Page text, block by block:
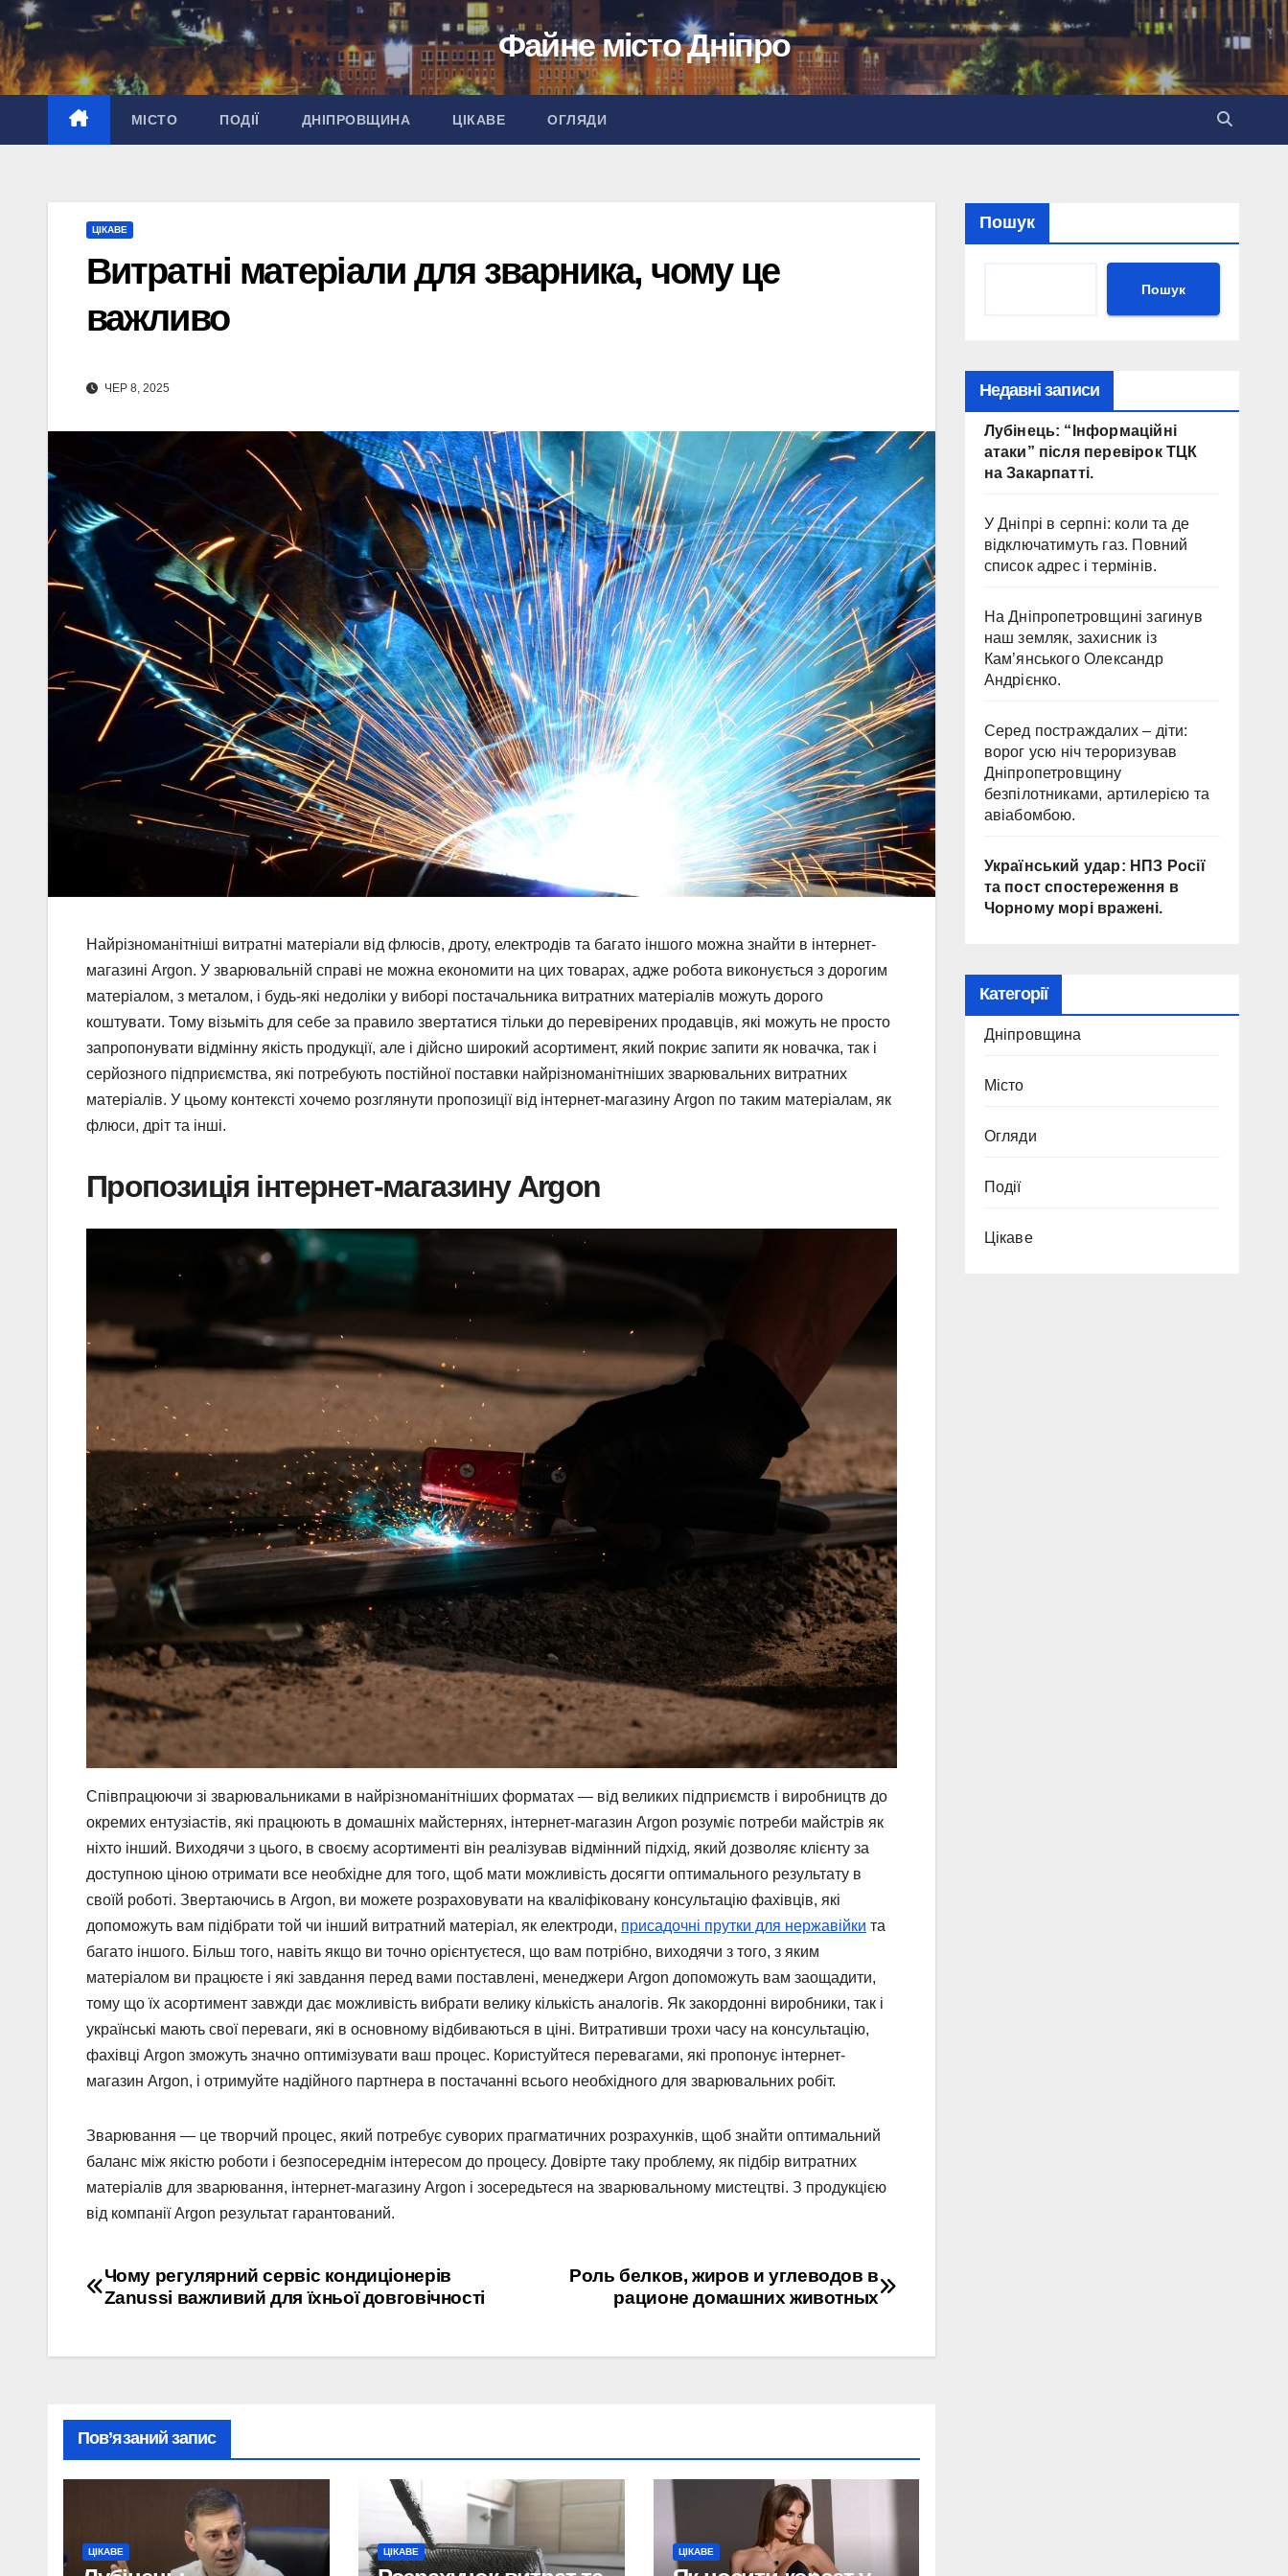
Перейти
до
вмісту
Файне місто Дніпро
МІСТО ПОДІЇ ДНІПРОВЩИНА ЦІКАВЕ ОГЛЯДИ
ЦІКАВЕ
Витратні матеріали для зварника, чому це
важливо
ЧЕР 8, 2025
Найрізноманітніші витратні матеріали від флюсів, дроту, електродів та багато іншого можна знайти в інтернет-
магазині Аrgon. У зварювальній справі не можна економити на цих товарах, адже робота виконується з дорогим
матеріалом, з металом, і будь-які недоліки у виборі постачальника витратних матеріалів можуть дорого
коштувати. Тому візьміть для себе за правило звертатися тільки до перевірених продавців, які можуть не просто
запропонувати відмінну якість продукції, але і дійсно широкий асортимент, який покриє запити як новачка, так і
серйозного підприємства, які потребують постійної поставки найрізноманітніших зварювальних витратних
матеріалів. У цьому контексті хочемо розглянути пропозиції від інтернет-магазину Аrgon по таким матеріалам, як
флюси, дріт та інші.
Пропозиція інтернет-магазину Аrgon
Співпрацюючи зі зварювальниками в найрізноманітніших форматах — від великих підприємств і виробництв до
окремих ентузіастів, які працюють в домашніх майстернях, інтернет-магазин Аrgon розуміє потреби майстрів як
ніхто інший. Виходячи з цього, в своєму асортименті він реалізував відмінний підхід, який дозволяє клієнту за
доступною ціною отримати все необхідне для того, щоб мати можливість досягти оптимального результату в
своїй роботі. Звертаючись в Аrgon, ви можете розраховувати на кваліфіковану консультацію фахівців, які
допоможуть вам підібрати той чи інший витратний матеріал, як електроди, присадочні прутки для нержавійки та
багато іншого. Більш того, навіть якщо ви точно орієнтуєтеся, що вам потрібно, виходячи з того, з яким
матеріалом ви працюєте і які завдання перед вами поставлені, менеджери Аrgon допоможуть вам заощадити,
тому що їх асортимент завжди дає можливість вибрати велику кількість аналогів. Як закордонні виробники, так і
українські мають свої переваги, які в основному відбиваються в ціні. Витративши трохи часу на консультацію,
фахівці Аrgon зможуть значно оптимізувати ваш процес. Користуйтеся перевагами, які пропонує інтернет-
магазин Аrgon, і отримуйте надійного партнера в постачанні всього необхідного для зварювальних робіт.
Зварювання — це творчий процес, який потребує суворих прагматичних розрахунків, щоб знайти оптимальний
баланс між якістю роботи і безпосереднім інтересом до процесу. Довірте таку проблему, як підбір витратних
матеріалів для зварювання, інтернет-магазину Аrgon і зосередьтеся на зварювальному мистецтві. З продукцією
від компанії Аrgon результат гарантований.
Навігація
Роль белков, жиров и углеводов в
рационе домашних животных
Чому регулярний сервіс кондиціонерів
Zanussi важливий для їхньої довговічності
Пов’язаний запис
ЦІКАВЕ ЦІКАВЕ ЦІКАВЕ
Пошук
Пошук
Недавні записи
Лубінець: “Інформаційні
атаки” після перевірок ТЦК
на Закарпатті.
У Дніпрі в серпні: коли та де
відключатимуть газ. Повний
список адрес і термінів.
На Дніпропетровщині загинув
наш земляк, захисник із
Кам’янського Олександр
Андрієнко.
Серед постраждалих – діти:
ворог усю ніч тероризував
Дніпропетровщину
безпілотниками, артилерією та
авіабомбою.
Український удар: НПЗ Росії
та пост спостереження в
Чорному морі вражені.
Категорії
Дніпровщина
Місто
Огляди
Події
Цікаве